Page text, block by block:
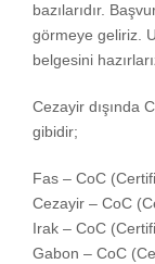
bazılarıdır.
görmeye geliriz.
belgesini
Cezayir dışında
gibidir;
Fas – CoC
Cezayir – CoC
Irak – CoC
Gabon – CoC